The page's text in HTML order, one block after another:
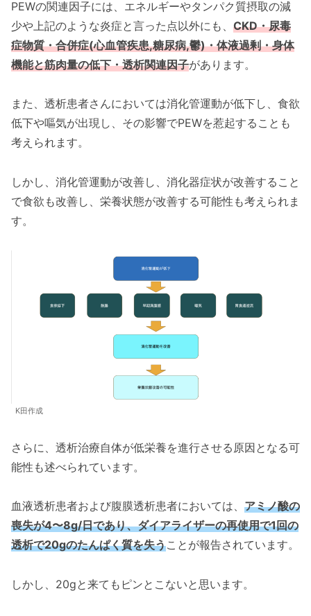
PEWの関連因子には、エネルギーやタンパク質摂取の減
少や上記のような炎症と言った点以外にも、 CKD・尿毒
症物質・合併症(心血管疾患,糖尿病,鬱)・体液過剰・身体
機能と筋肉量の低下・透析関連因子があります。
また、透析患者さんにおいては消化管運動が低下し、食欲
低下や嘔気が出現し、その影響でPEWを惹起することも
考えられます。
しかし、消化管運動が改善し、消化器症状が改善すること
で食欲も改善し、栄養状態が改善する可能性も考えられま
す。
K田作成
さらに、透析治療自体が低栄養を進行させる原因となる可
能性も述べられています。
血液透析患者および腹膜透析患者においては、 アミノ酸の
喪失が4〜8g/日であり、ダイアライザーの再使用で1回の
透析で20gのたんぱく質を失うことが報告されています。
しかし、20gと来てもピンとこないと思います。